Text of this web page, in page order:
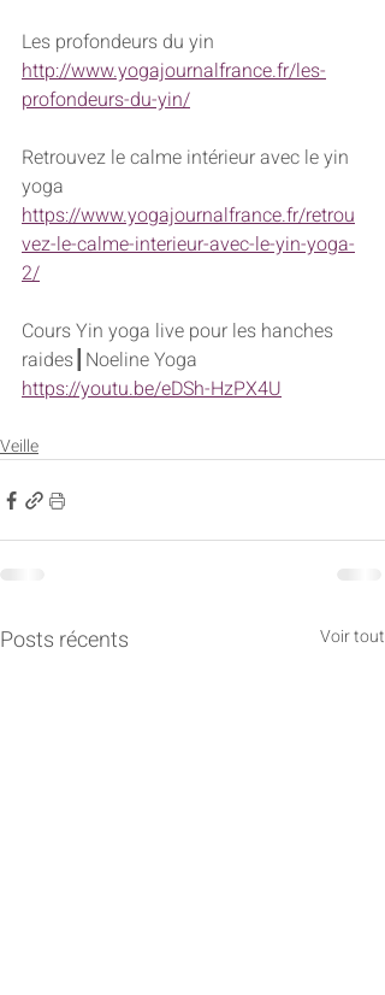
Les profondeurs du yin
http://www.yogajournalfrance.fr/les-
profondeurs-du-yin/
Retrouvez le calme intérieur avec le yin
yoga
https://www.yogajournalfrance.fr/retrou
vez-le-calme-interieur-avec-le-yin-yoga-
2/
Cours Yin yoga live pour les hanches
raides┃Noeline Yoga
https://youtu.be/eDSh-HzPX4U
Veille
Posts récents Voir tout